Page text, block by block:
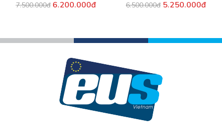
7.500.000đ 6.200.000đ 6.500.000đ 5.250.000đ